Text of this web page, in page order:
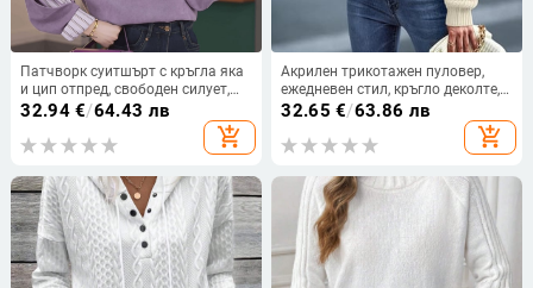
Патчворк суитшърт с кръгла яка
и цип отпред, свободен силует,
полиестер 95%+
32.94€/64.43 лв
add_shopping_cart
Акрилен трикотажен пуловер,
ежедневен стил, кръгло деколте,
дълги ръкави, редовна кройка
32.65 €/63.86 лв
add_shopping_cart